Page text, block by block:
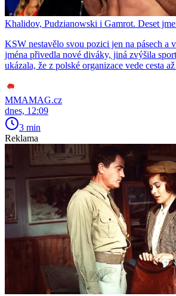
Khalidov, Pudzianowski i Gamrot. Deset
KSW nestavělo svou pozici jen na pásech a
jména přivedla nové diváky, jiná zvýšila
ukázala, že z polské organizace vede cesta
MMAMAG.cz
dnes, 12:09
3 min
Reklama